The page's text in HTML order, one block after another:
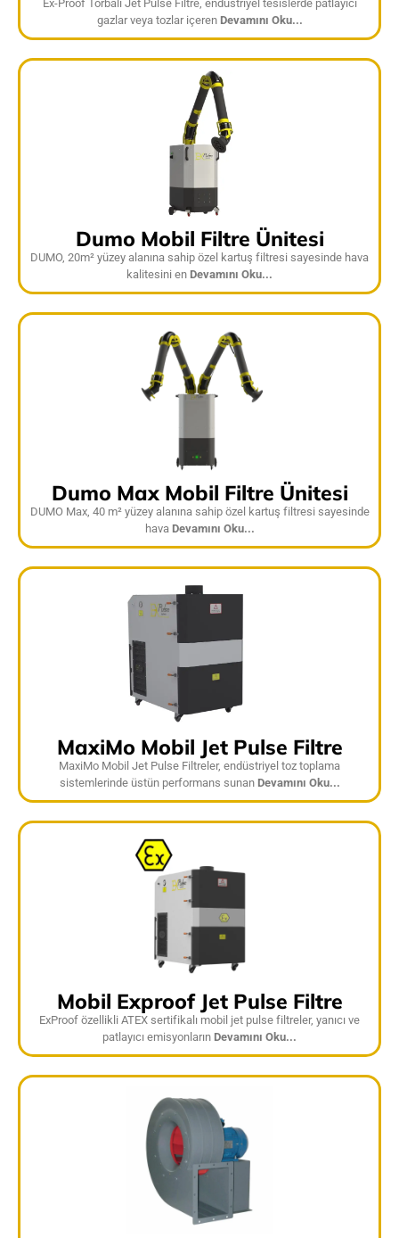
Ex-Proof Torbalı Jet Pulse Filtre, endüstriyel tesislerde patlayıcı
gazlar veya tozlar içeren Devamını Oku...
Dumo Mobil Filtre Ünitesi
DUMO, 20m² yüzey alanına sahip özel kartuş filtresi sayesinde hava
kalitesini en Devamını Oku...
Dumo Max Mobil Filtre Ünitesi
DUMO Max, 40 m² yüzey alanına sahip özel kartuş filtresi sayesinde
hava Devamını Oku...
MaxiMo Mobil Jet Pulse Filtre
MaxiMo Mobil Jet Pulse Filtreler, endüstriyel toz toplama
sistemlerinde üstün performans sunan Devamını Oku...
Mobil Exproof Jet Pulse Filtre
ExProof özellikli ATEX sertifikalı mobil jet pulse filtreler, yanıcı ve
patlayıcı emisyonların Devamını Oku...